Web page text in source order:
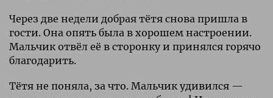
Через две недели добрая тётя снова пришла в
гости. Она опять была в хорошем настроении.
Мальчик отвёл её в сторонку и принялся горячо
благодарить.
Тётя не поняла, за что. Мальчик удивился —